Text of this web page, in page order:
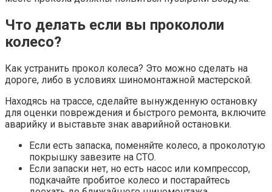
Что делать если вы прокололи
колесо?
Как устранить прокол колеса? Это можно сделать на
дороге, либо в условиях шиномонтажной мастерской.
Находясь на трассе, сделайте вынужденную остановку
для оценки повреждения и быстрого ремонта, включите
аварийку и выставьте знак аварийной остановки.
Если есть запаска, поменяйте колесо, а проколотую
покрышку завезите на СТО.
Если запаски нет, но есть насос или компрессор,
подкачайте пробитое колесо и постарайтесь